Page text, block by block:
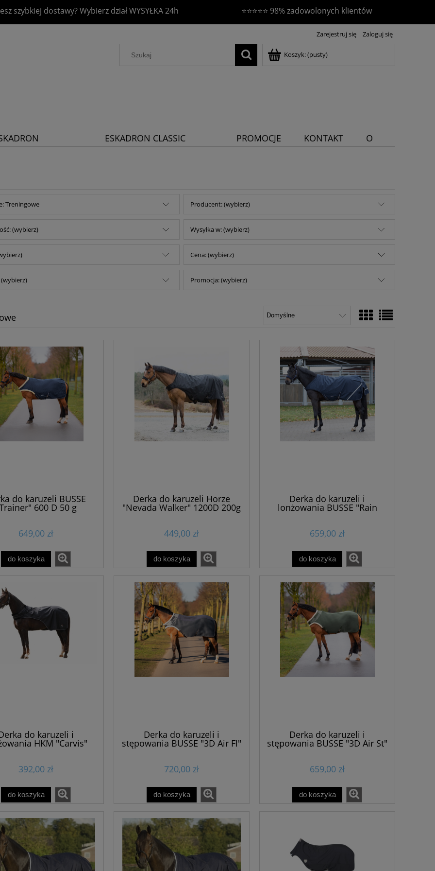
szybkiej dostawy? Wybierz działWYSYŁKA 24h ⭐⭐⭐⭐⭐ 98% zadowolonych klientów
Zarejestruj się Zaloguj się
Koszyk:(pusty)
ESKADRON CLASSIC
PROMOCJE KONTAKT
O
Treningowe Producent: (wybierz)
(wybierz) Wysyłka w: (wybierz)
Cena: (wybierz)
Promocja: (wybierz)
do karuzeli BUSSE
600 D 50 g
649,00 zł
do koszyka
Derka do karuzeli Horze
"Nevada Walker" 1200D 200g
449,00 zł
do koszyka
Derka do karuzeli i
lonżowania BUSSE "Rain
659,00 zł
do koszyka
do karuzeli i
HKM "Carvis"
392,00 zł
do koszyka
Derka do karuzeli i
stępowania BUSSE "3D Air Fl"
720,00 zł
do koszyka
Derka do karuzeli i
stępowania BUSSE "3D Air St"
659,00 zł
do koszyka